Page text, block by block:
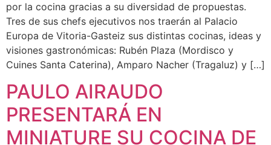
por la cocina gracias a su diversidad de propuestas.
Tres de sus chefs ejecutivos nos traerán al Palacio
Europa de Vitoria-Gasteiz sus distintas cocinas, ideas y
visiones gastronómicas: Rubén Plaza (Mordisco y
Cuines Santa Caterina), Amparo Nacher (Tragaluz) y […]
PAULO AIRAUDO
PRESENTARÁ EN
MINIATURE SU COCINA DE